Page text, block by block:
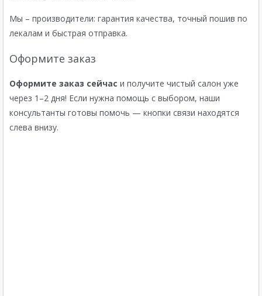
Мы – производители: гарантия качества, точный пошив по
лекалам и быстрая отправка.
Оформите заказ
Оформите заказ сейчас и получите чистый салон уже
через 1–2 дня! Если нужна помощь с выбором, наши
консультанты готовы помочь — кнопки связи находятся
слева внизу.